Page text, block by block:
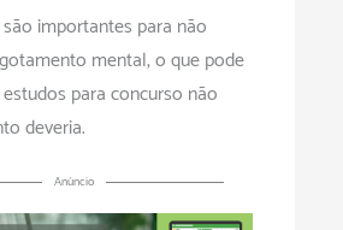
são importantes para não
mental, o que pode
para concurso não
deveria.
Anúncio